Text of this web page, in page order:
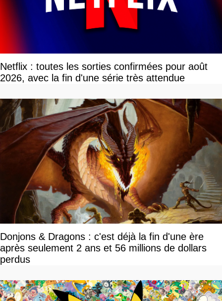
Netflix : toutes les sorties confirmées pour août
2026, avec la fin d'une série très attendue
Donjons & Dragons : c'est déjà la fin d'une ère
après seulement 2 ans et 56 millions de dollars
perdus